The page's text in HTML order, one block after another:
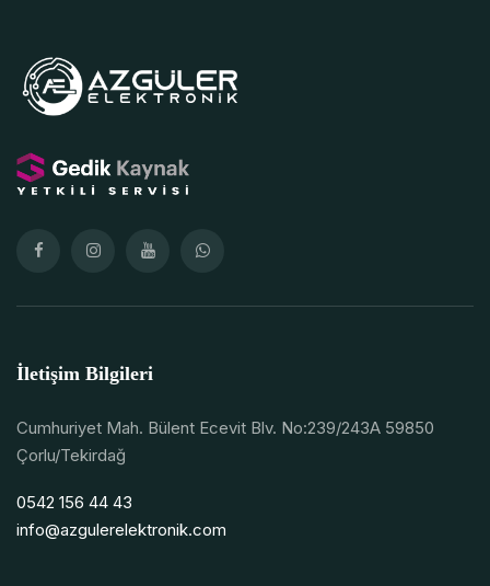
İletişim Bilgileri
Cumhuriyet Mah. Bülent Ecevit Blv. No:239/243A 59850
Çorlu/Tekirdağ
0542 156 44 43
info@azgulerelektronik.com